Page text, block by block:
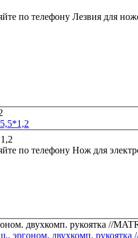
по телефону
по телефону Нож для
эргоном. двухкомп. рукоятка